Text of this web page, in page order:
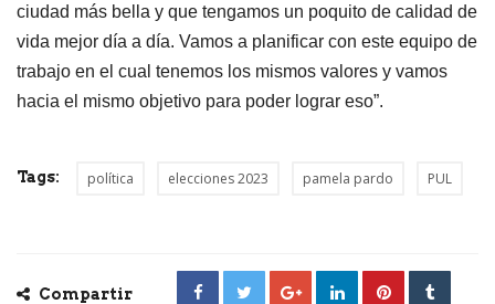
ciudad más bella y que tengamos un poquito de calidad de
vida mejor día a día. Vamos a planificar con este equipo de
trabajo en el cual tenemos los mismos valores y vamos
hacia el mismo objetivo para poder lograr eso”.
Tags: política elecciones 2023 pamela pardo PUL
Compartir